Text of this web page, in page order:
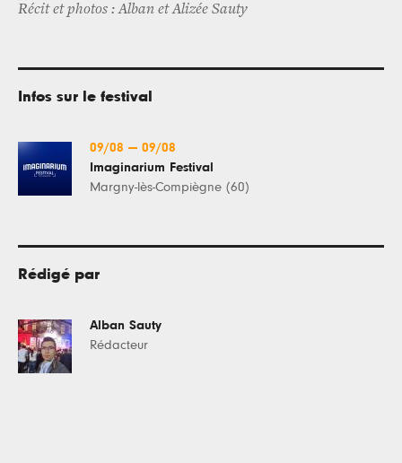
Récit et photos : Alban et Alizée Sauty
Infos sur le festival
09/08 — 09/08
Imaginarium Festival
Margny-lès-Compiègne (60)
Rédigé par
Alban Sauty
Rédacteur